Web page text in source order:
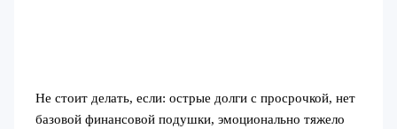
Не стоит делать, если: острые долги с просрочкой, нет
базовой финансовой подушки, эмоционально тяжело